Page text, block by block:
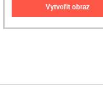
vytvořit obraz